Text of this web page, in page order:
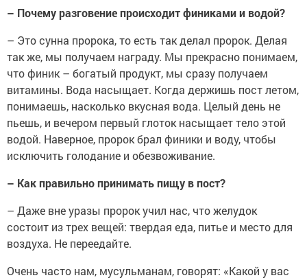
– Почему разговение происходит финиками и водой?
– Это сунна пророка, то есть так делал пророк. Делая
так же, мы получаем награду. Мы прекрасно понимаем,
что финик – богатый продукт, мы сразу получаем
витамины. Вода насыщает. Когда держишь пост летом,
понимаешь, насколько вкусная вода. Целый день не
пьешь, и вечером первый глоток насыщает тело этой
водой. Наверное, пророк брал финики и воду, чтобы
исключить голодание и обезвоживание.
– Как правильно принимать пищу в пост?
– Даже вне уразы пророк учил нас, что желудок
состоит из трех вещей: твердая еда, питье и место для
воздуха. Не переедайте.
Очень часто нам, мусульманам, говорят: «Какой у вас